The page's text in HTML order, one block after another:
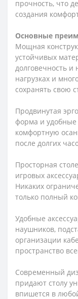
прочность, что
создания
Основные
Мощная
устойчивых
долговечность
нагрузках и
сохранять свою
Продвинутая
форма и удобные
комфортную
после долгих
Просторная
игровых
Никаких
только полный
Удобные
наушников,
организации
пространство
Современный
придают столу
впишется в